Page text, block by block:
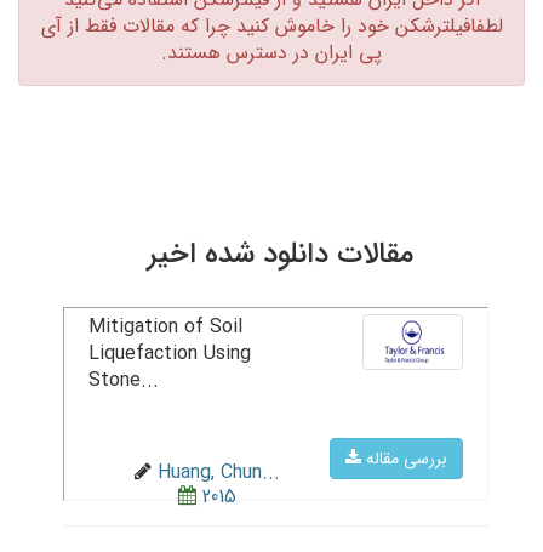
لطفافیلترشکن خود را خاموش کنید چرا که مقالات فقط از آی
پی ایران در دسترس هستند.‏
مقالات دانلود شده اخیر
بررسی مقاله
Mitigation of Soil
Liquefaction Using
Stone...
Huang, Chun...
2015